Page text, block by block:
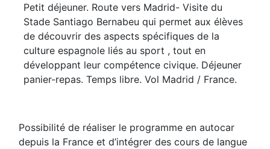
Petit déjeuner. Route vers Madrid- Visite du
Stade Santiago Bernabeu qui permet aux élèves
de découvrir des aspects spécifiques de la
culture espagnole liés au sport , tout en
développant leur compétence civique. Déjeuner
panier-repas. Temps libre. Vol Madrid / France.
Possibilité de réaliser le programme en autocar
depuis la France et d’intégrer des cours de langue